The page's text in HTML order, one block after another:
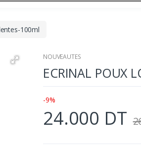
100ml
NOUVEAUTES
ECRINAL POUX
-9%
24.000 DT